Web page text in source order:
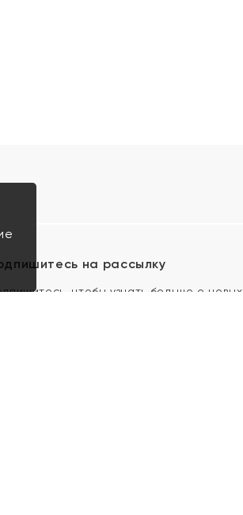
на рассылку
чтобы узнать больше о новых